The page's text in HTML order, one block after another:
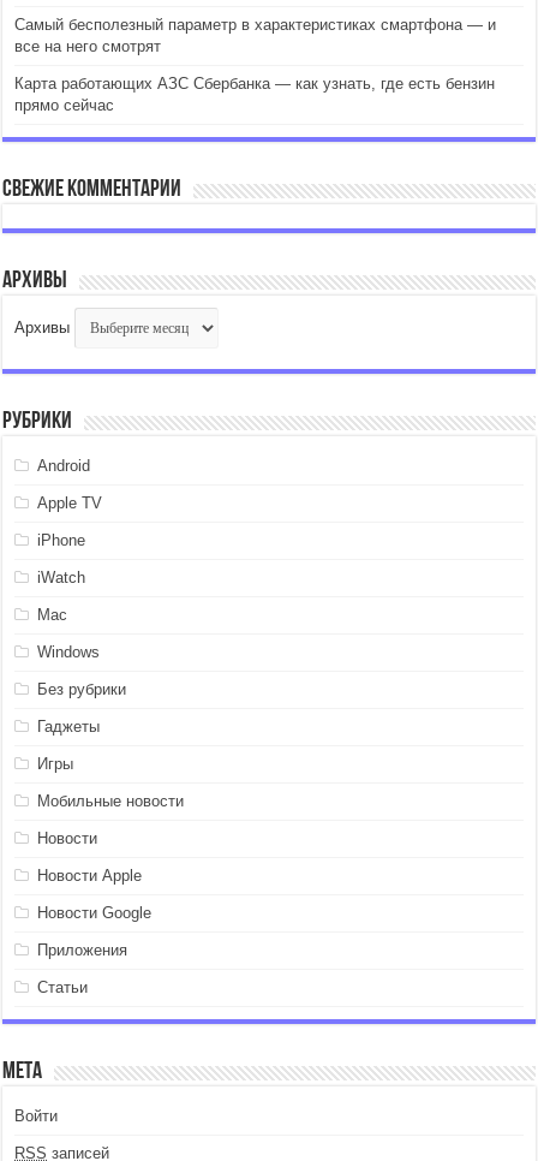
Самый бесполезный параметр в характеристиках смартфона — и
все на него смотрят
Карта работающих АЗС Сбербанка — как узнать, где есть бензин
прямо сейчас
Свежие комментарии
Архивы
Архивы
Рубрики
Android
Apple TV
iPhone
iWatch
Mac
Windows
Без рубрики
Гаджеты
Игры
Мобильные новости
Новости
Новости Apple
Новости Google
Приложения
Статьи
Мета
Войти
RSS записей